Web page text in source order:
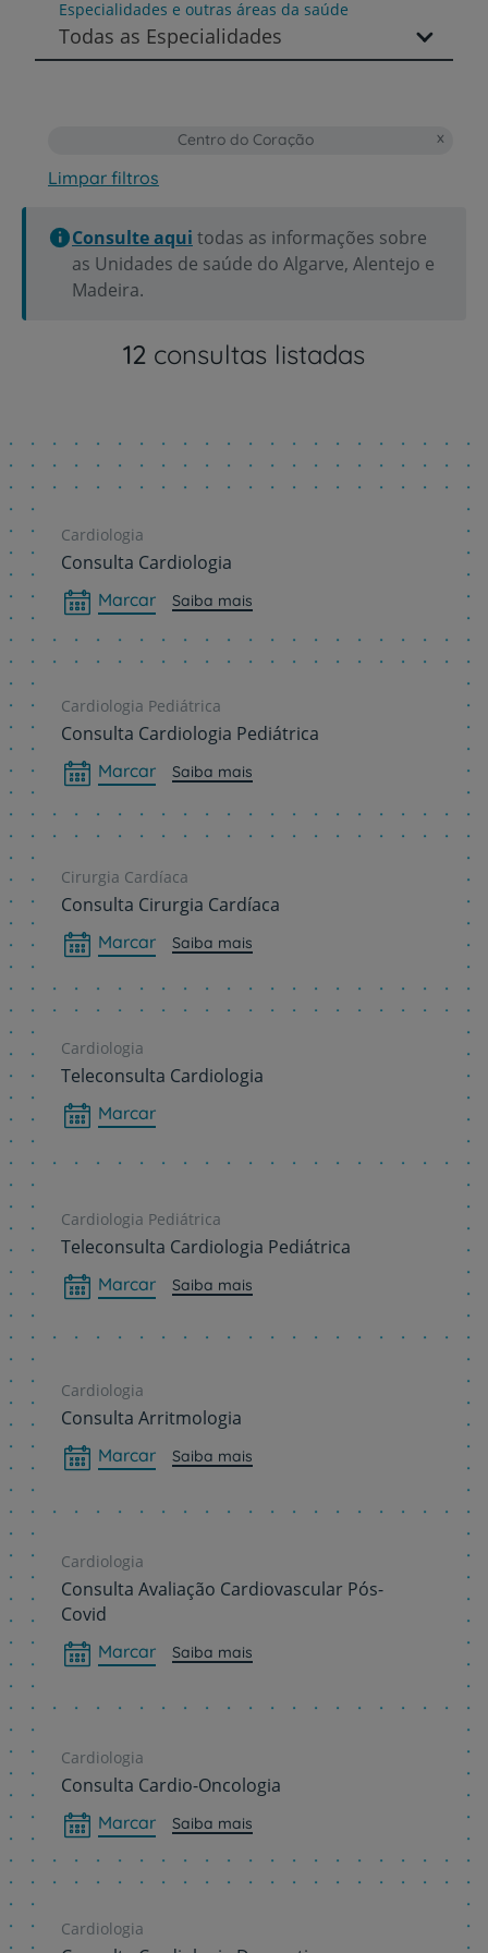
Especialidades e outras áreas da saúde
Todas as Especialidades
Centro do Coração
Limpar filtros
Consulte aqui todas as informações sobre
as Unidades de saúde do Algarve, Alentejo e
Madeira.
12 consultas listadas
Cardiologia
Consulta Cardiologia
Marcar Saiba mais
Cardiologia Pediátrica
Consulta Cardiologia Pediátrica
Marcar Saiba mais
Cirurgia Cardíaca
Consulta Cirurgia Cardíaca
Marcar Saiba mais
Cardiologia
Teleconsulta Cardiologia
Marcar
Cardiologia Pediátrica
Teleconsulta Cardiologia Pediátrica
Marcar Saiba mais
Cardiologia
Consulta Arritmologia
Marcar Saiba mais
Cardiologia
Consulta Avaliação Cardiovascular Pós-
Covid
Marcar Saiba mais
Cardiologia
Consulta Cardio-Oncologia
Marcar Saiba mais
Cardiologia